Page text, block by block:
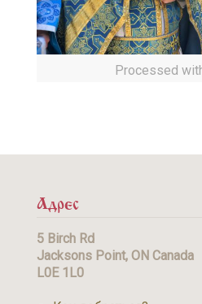
Processed
Адрес
5 Birch Rd
Jacksons Point, ON Canada
L0E 1L0